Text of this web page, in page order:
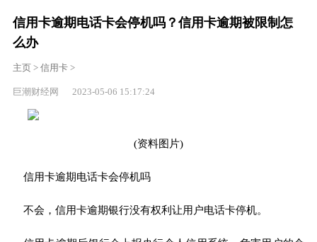
信用卡逾期电话卡会停机吗？信用卡逾期被限制怎
么办
主页> 信用卡>
巨潮财经网 2023-05-06 15:17:24
(资料图片)
信用卡逾期电话卡会停机吗
不会，信用卡逾期银行没有权利让用户电话卡停机。